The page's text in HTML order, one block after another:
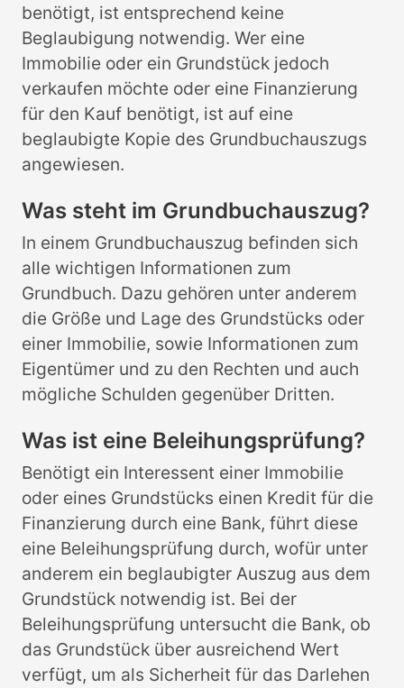
benötigt, ist entsprechend keine
Beglaubigung notwendig. Wer eine
Immobilie oder ein Grundstück jedoch
verkaufen möchte oder eine Finanzierung
für den Kauf benötigt, ist auf eine
beglaubigte Kopie des Grundbuchauszugs
angewiesen.
Was steht im Grundbuchauszug?
In einem Grundbuchauszug befinden sich
alle wichtigen Informationen zum
Grundbuch. Dazu gehören unter anderem
die Größe und Lage des Grundstücks oder
einer Immobilie, sowie Informationen zum
Eigentümer und zu den Rechten und auch
mögliche Schulden gegenüber Dritten.
Was ist eine Beleihungsprüfung?
Benötigt ein Interessent einer Immobilie
oder eines Grundstücks einen Kredit für die
Finanzierung durch eine Bank, führt diese
eine Beleihungsprüfung durch, wofür unter
anderem ein beglaubigter Auszug aus dem
Grundstück notwendig ist. Bei der
Beleihungsprüfung untersucht die Bank, ob
das Grundstück über ausreichend Wert
verfügt, um als Sicherheit für das Darlehen